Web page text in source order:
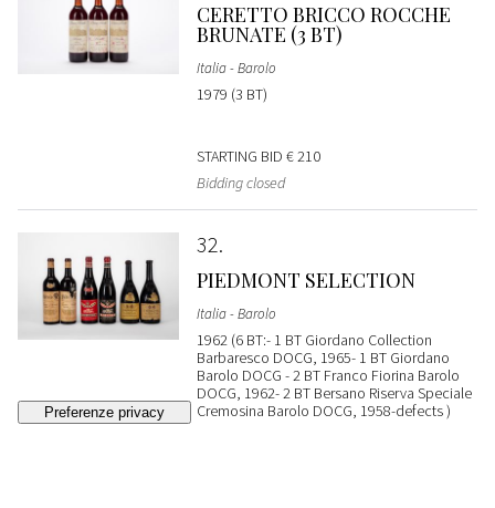
CERETTO BRICCO ROCCHE
BRUNATE (3 BT)
Italia - Barolo
1979 (3 BT)
STARTING BID € 210
Bidding closed
32
PIEDMONT SELECTION
Italia - Barolo
1962 (6 BT:- 1 BT Giordano Collection
Barbaresco DOCG, 1965- 1 BT Giordano
Barolo DOCG - 2 BT Franco Fiorina Barolo
DOCG, 1962- 2 BT Bersano Riserva Speciale
Cremosina Barolo DOCG, 1958-defects )